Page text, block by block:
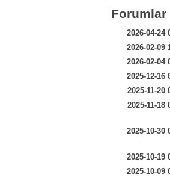
Forumlar
2026-04-24
2026-02-09
2026-02-04
2025-12-16
2025-11-20
2025-11-18
2025-10-30
2025-10-19
2025-10-09